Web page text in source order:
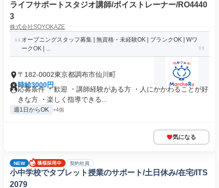
ライフサポートスタジオ講師/ボイストレーナー/RO4440
3
株式会社SOYOKAZE
オープニングスタッフ募集 | 無資格・未経験OK | ブランクOK | Wワ
ークOK | ...
〒182-0002東京都調布市仙川町
時給3000円
応募条件 ＊歓迎 ・講師経験がある方 ・人にかかわることが好
きな方 ・楽しく指導できる...
週1日からOK +4個
気になる
NEW 契約社員
小中学校でタブレット授業のサポート/土日休み/在宅/ITS
2079